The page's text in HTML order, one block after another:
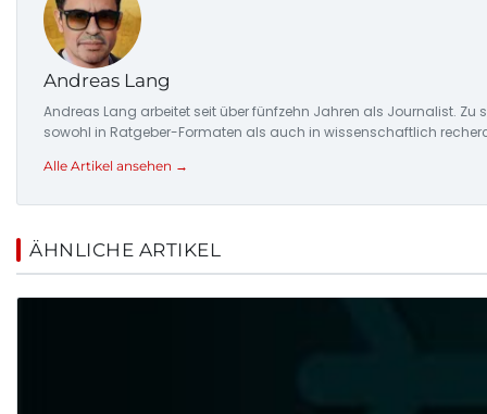
Andreas Lang
Andreas Lang arbeitet seit über fünfzehn Jahren als Journalist. Zu
sowohl in Ratgeber-Formaten als auch in wissenschaftlich
Alle Artikel ansehen →
ÄHNLICHE ARTIKEL